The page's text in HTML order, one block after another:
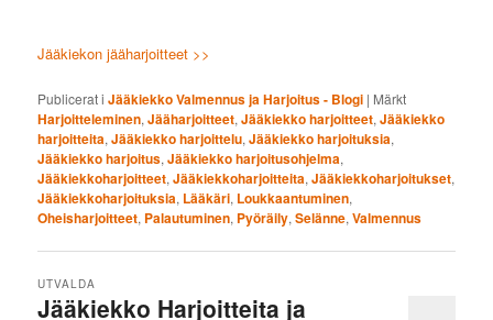
Jääkiekon jääharjoitteet >>
Publicerat i Jääkiekko Valmennus ja Harjoitus - Blogi | Märkt
Harjoitteleminen,Jääharjoitteet,Jääkiekko harjoitteet,Jääkiekko
harjoitteita,Jääkiekko harjoittelu,Jääkiekko harjoituksia,
Jääkiekko harjoitus,Jääkiekko harjoitusohjelma,
Jääkiekkoharjoitteet,Jääkiekkoharjoitteita,Jääkiekkoharjoitukset,
Jääkiekkoharjoituksia, Lääkäri, Loukkaantuminen,
Oheisharjoitteet, Palautuminen, Pyöräily,Selänne,Valmennus
Jääkiekko Harjoitteita ja
UTVALDA